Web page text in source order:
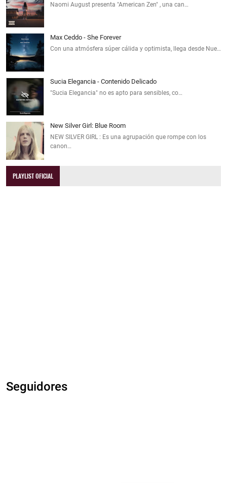
Naomi August presenta "American Zen" , una can…
Max Ceddo - She Forever
Con una atmósfera súper cálida y optimista, llega desde Nue…
Sucia Elegancia - Contenido Delicado
"Sucia Elegancia" no es apto para sensibles, co…
New Silver Girl: Blue Room
NEW SILVER GIRL : Es una agrupación que rompe con los
canon…
PLAYLIST OFICIAL
Seguidores